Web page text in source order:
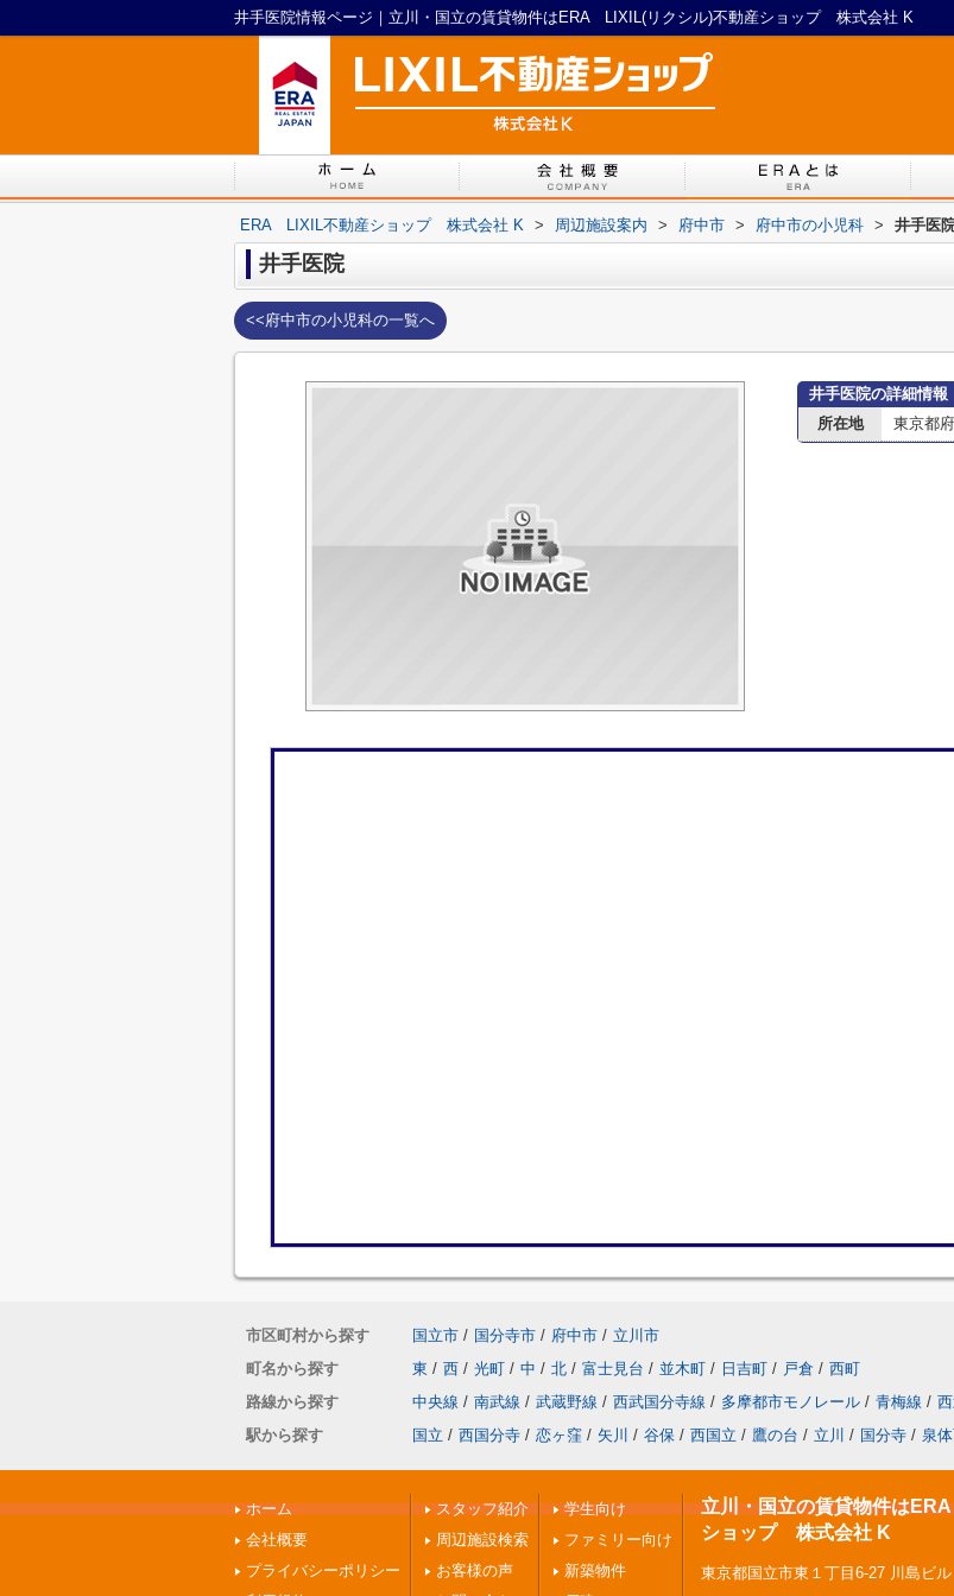
井手医院情報ページ｜立川・国立の賃貸物件はERA LIXIL(リクシル)不動産ショップ 株式会社 K
ERA LIXIL不動産ショップ 株式会社 K > 周辺施設案内 > 府中市 > 府中市の小児科 > 井手医
井手医院
<<府中市の小児科の一覧へ
井手医院の詳細情報
所在地
東京都
市区町村から探す 国立市 / 国分寺市 / 府中市 / 立川市
町名から探す
東 / 西 / 光町 / 中 / 北 / 富士見台 / 並木町 / 日吉町 / 戸倉 / 西町
路線から探す
中央線 / 南武線 / 武蔵野線 / 西武国分寺線 / 多摩都市モノレール / 青梅線 /
駅から探す
国立 / 西国分寺 / 恋ヶ窪 / 矢川 / 谷保 / 西国立 / 鷹の台 / 立川 / 国分寺 / 泉
ホーム
会社概要
プライバシーポリシー
スタッフ紹介
周辺施設検索
お客様の声
学生向け
ファミリー向け
新築物件
立川・国立の賃貸物件は
ショップ 株式会社 K
東京都国立市東１丁目6-27 川島ビル